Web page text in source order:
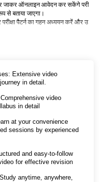
जाकर ऑनलाइन आवेदन कर सकेंगे परी
से बताया जाएगा।
पैटर्न का गहन अध्ययन करें और उ
परीक्षा में सफलता प्राप्त की जा सक
चाहिए?
उम्मीदवार को इंटरमीडिएट परीक्षा उत्तीर्ण
करनी होगी और
साल का डिप्लोमा या चार साल का प्रा
के पास स्नातक की डिग्री होनी
साल का डिप्लोमा या फिर दो साल की
स्नातक, चार साल की प्रारंभिक शि
Extensive video
in detail.
video
in detail
at your convenience
sessions by experienced
and easy-to-follow
for effective revision
anytime, anywhere,